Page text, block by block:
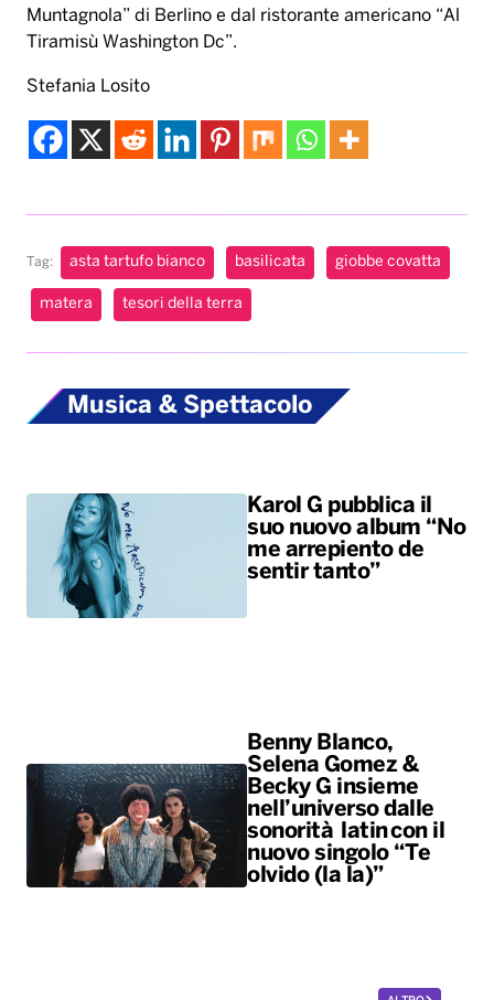
Muntagnola” di Berlino e dal ristorante americano “Al
Tiramisù Washington Dc”.
Stefania Losito
Tag: asta tartufo bianco basilicata giobbe covatta
matera tesori della terra
Musica & Spettacolo
Karol G pubblica il
suo nuovo album “No
me arrepiento de
sentir tanto”
Benny Blanco,
Selena Gomez &
Becky G insieme
nell’universo dalle
sonorità latin con il
nuovo singolo “Te
olvido (la la)”